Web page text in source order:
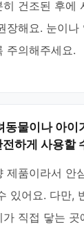
히 건조된 후에
장해요. 눈이나
주의해주세요.
동물이나 아이
하게 사용할
제품이라서 안
있어요. 다만,
가 직접 닿는 곳